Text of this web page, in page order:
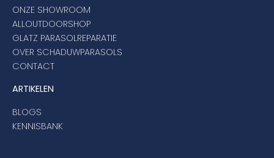
ONZE SHOWROOM
ALLOUTDOORSHOP
GLATZ PARASOLREPARATIE
OVER SCHADUWPARASOLS
CONTACT
ARTIKELEN
BLOGS
KENNISBANK